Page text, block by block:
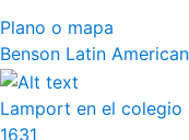
Plano o mapa
Benson Latin
Lamport en el colegio
1631